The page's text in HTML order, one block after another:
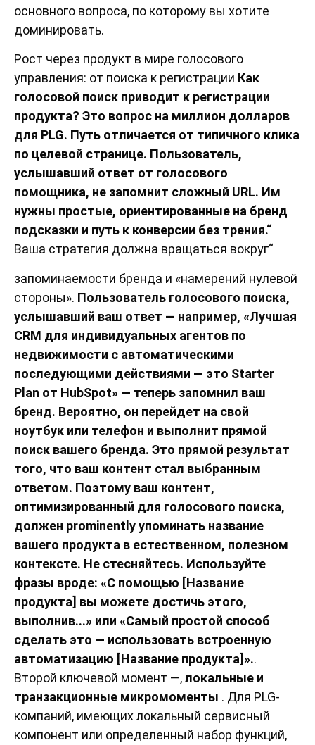
основного вопроса, по которому вы хотите
доминировать.
Рост через продукт в мире голосового
управления: от поиска к регистрации Как
голосовой поиск приводит к регистрации
продукта? Это вопрос на миллион долларов
для PLG. Путь отличается от типичного клика
по целевой странице. Пользователь,
услышавший ответ от голосового
помощника, не запомнит сложный URL. Им
нужны простые, ориентированные на бренд
подсказки и путь к конверсии без трения.“
Ваша стратегия должна вращаться вокруг“
запоминаемости бренда и «намерений нулевой
стороны». Пользователь голосового поиска,
услышавший ваш ответ — например, «Лучшая
CRM для индивидуальных агентов по
недвижимости с автоматическими
последующими действиями — это Starter
Plan от HubSpot» — теперь запомнил ваш
бренд. Вероятно, он перейдет на свой
ноутбук или телефон и выполнит прямой
поиск вашего бренда. Это прямой результат
того, что ваш контент стал выбранным
ответом. Поэтому ваш контент,
оптимизированный для голосового поиска,
должен prominently упоминать название
вашего продукта в естественном, полезном
контексте. Не стесняйтесь. Используйте
фразы вроде: «С помощью [Название
продукта] вы можете достичь этого,
выполнив...» или «Самый простой способ
сделать это — использовать встроенную
автоматизацию [Название продукта]»..
Второй ключевой момент —,локальные и
транзакционные микромоменты . Для PLG-
компаний, имеющих локальный сервисный
компонент или определенный набор функций,